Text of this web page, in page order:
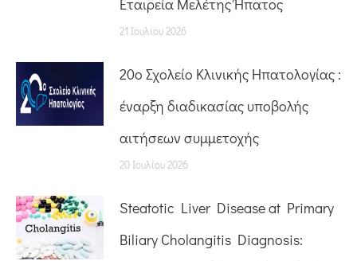
Εταιρεία Μελέτης Ήπατος
21 Ιουλίου 2026
20o Σχολείο Κλινικής Ηπατολογίας :
έναρξη διαδικασίας υποβολής
αιτήσεων συμμετοχής
20 Ιουλίου 2026
Steatotic Liver Disease at Primary
Biliary Cholangitis Diagnosis: